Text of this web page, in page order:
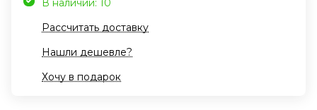
В наличии: 10
Рассчитать доставку
Нашли дешевле?
Хочу в подарок